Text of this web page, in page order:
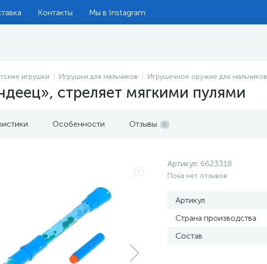
Контакты Мы в Instagram
игрушки Игрушки для мальчиков Игрушечное оружие для мальчиков
стреляет мягкими пулями
Особенности Отзывы 0
Артикул: 6623318
Пока нет отзывов
Артикул
Страна производства
Состав